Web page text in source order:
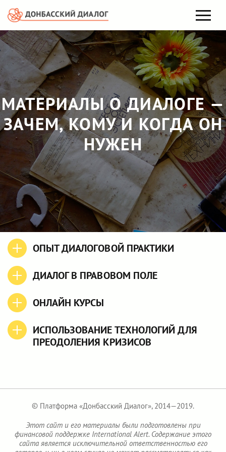
МАТЕРИАЛЫ О ДИАЛОГЕ —
ЗАЧЕМ, КОМУ И КОГДА ОН
НУЖЕН
ОПЫТ ДИАЛОГОВОЙ ПРАКТИКИ
ДИАЛОГ В ПРАВОВОМ ПОЛЕ
ОНЛАЙН КУРСЫ
ИСПОЛЬЗОВАНИЕ ТЕХНОЛОГИЙ ДЛЯ
ПРЕОДОЛЕНИЯ КРИЗИСОВ
© Платформа «Донбасский Диалог», 2014—2019.
Этот сайт и его материалы были подготовлены при
финансовой поддержке International Alert. Содержание этого
сайта является исключительной ответственностью его